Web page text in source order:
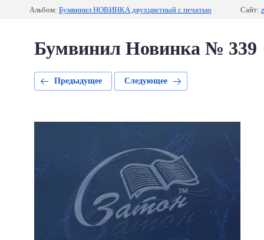
Альбом: Бумвинил НОВИНКА двухцветный с печатью Сайт:
Бумвинил Новинка № 339
Предыдущее Следующее